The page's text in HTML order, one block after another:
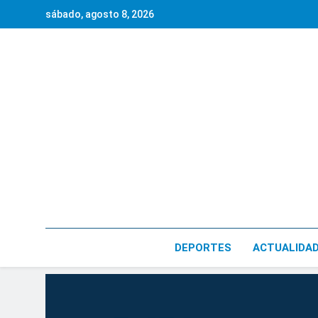
sábado, agosto 8, 2026
DEPORTES